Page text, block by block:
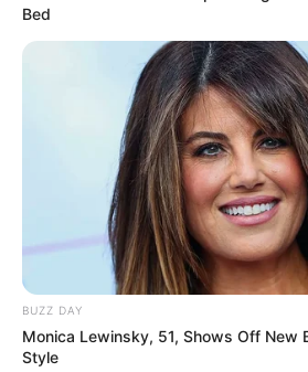
Bed
BUZZ DAY
Monica Lewinsky, 51, Shows Off New
Style